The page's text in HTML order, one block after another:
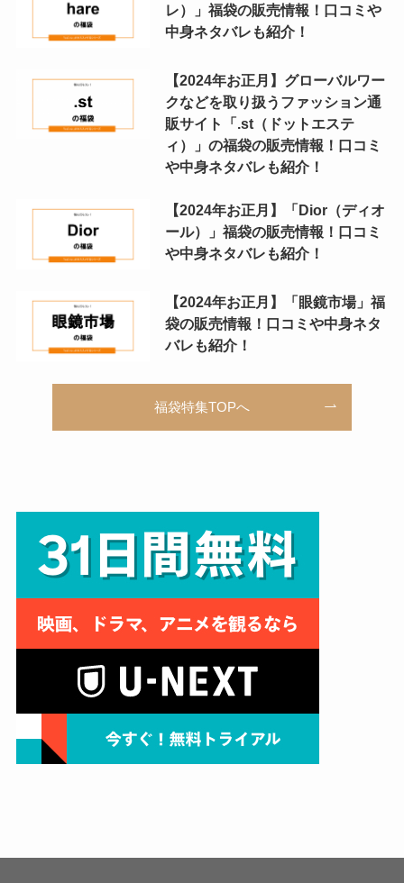
レ）」福袋の販売情報！口コミや
中身ネタバレも紹介！
【2024年お正月】グローバルワー
クなどを取り扱うファッション通
販サイト「.st（ドットエステ
ィ）」の福袋の販売情報！口コミ
や中身ネタバレも紹介！
【2024年お正月】「Dior（ディオ
ール）」福袋の販売情報！口コミ
や中身ネタバレも紹介！
【2024年お正月】「眼鏡市場」福
袋の販売情報！口コミや中身ネタ
バレも紹介！
福袋特集TOPへ